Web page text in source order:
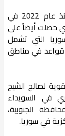
ووفقاً لتلك التقارير، فإن "قسد" ساهمت منذ عام 2022 في
حصلت أيضاً على
التي تشمل
قواعد في مناطق
لصالح الشيخ
في السويداء
الجنوبية،
في سوريا.